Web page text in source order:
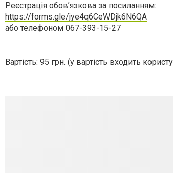
Реєстрація обов’язкова за посиланням:
https://forms.gle/jye4q6CeWDjk6N6QA
або телефоном 067-393-15-27
Вартість: 95 грн. (у вартість входить